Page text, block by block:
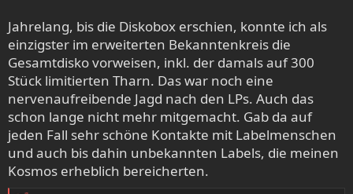
Jahrelang, bis die Diskobox erschien, konnte ich als
einzigster im erweiterten Bekanntenkreis die
Gesamtdisko vorweisen, inkl. der damals auf 300
Stück limitierten Tharn. Das war noch eine
nervenaufreibende Jagd nach den LPs. Auch das
schon lange nicht mehr mitgemacht. Gab da auf
jeden Fall sehr schöne Kontakte mit Labelmenschen
und auch bis dahin unbekannten Labels, die meinen
Kosmos erheblich bereicherten.